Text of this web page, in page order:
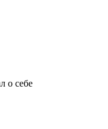
о себе